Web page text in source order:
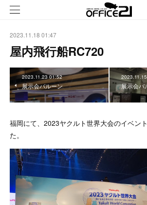
2023.11.18 01:47
屋内飛行船RC720
2023.11.23 01:52
展示会バルーン 展示会バ
福岡にて、2023ヤクルト世界大会のイベン
た。